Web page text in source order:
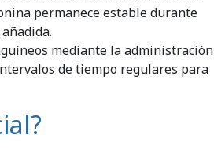
permanece estable durante
mediante la administración
de tiempo regulares para